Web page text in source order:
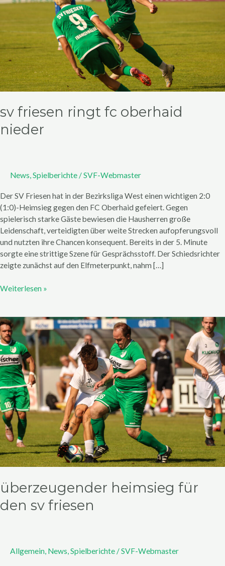
sv friesen ringt fc oberhaid
nieder
News,Spielberichte /SVF-Webmaster
Der SV Friesen hat in der Bezirksliga West einen wichtigen 2:0
(1:0)-Heimsieg gegen den FC Oberhaid gefeiert. Gegen
spielerisch starke Gäste bewiesen die Hausherren große
Leidenschaft, verteidigten über weite Strecken aufopferungsvoll
und nutzten ihre Chancen konsequent. Bereits in der 5. Minute
sorgte eine strittige Szene für Gesprächsstoff. Der Schiedsrichter
zeigte zunächst auf den Elfmeterpunkt, nahm […]
nieder
Weiterlesen »
überzeugender heimsieg für
den sv friesen
Allgemein News Spielberichte /SVF-Webmaster
Überzeugender
Heimsieg
für
den
SV
Friesen